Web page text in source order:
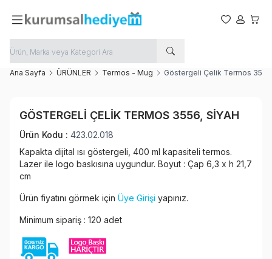
Favorilerim
Hesabım
Ana Sayfa ÜRÜNLER Termos - Mug Göstergeli Çelik Termos
GÖSTERGELI ÇELIK TERMOS 3556, SIYAH
Ürün Kodu : 423.02.018
Kapakta dijital ısı göstergeli, 400 ml kapasiteli termos.
Lazer ile logo baskısına uygundur. Boyut : Çap 6,3 x h 21,7
cm
Ürün fiyatını görmek için Üye Girişi yapınız.
Minimum sipariş : 120 adet